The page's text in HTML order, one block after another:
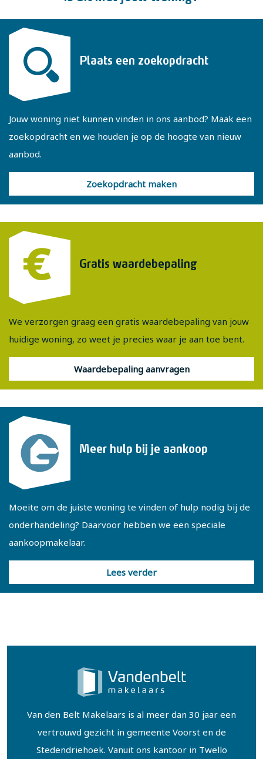
Enkele kenmerken:
- De woning is gedeeltelijk voorzien van dubbel glas
- Energielabel E
- Gebruiksoppervlakte 125 m², overige inpandige ruimte
73 m², inhoud 689 m³
De woning wordt verkocht met de volgende clausules:
- Ouderdomsclausule
- Niet zelfbewoningsclausule
Plaats een zoekopdracht
Jouw woning niet kunnen vinden in ons aanbod? Maak een
zoekopdracht en we houden je op de hoogte van nieuw
aanbod.
Zoekopdracht maken
Gratis waardebepaling
We verzorgen graag een gratis waardebepaling van jouw
huidige woning, zo weet je precies waar je aan toe bent.
Waardebepaling aanvragen
Meer hulp bij je aankoop
Moeite om de juiste woning te vinden of hulp nodig bij de
onderhandeling? Daarvoor hebben we een speciale
aankoopmakelaar.
Lees verder
Van den Belt Makelaars is al meer dan 30 jaar een
vertrouwd gezicht in gemeente Voorst en de
Stedendriehoek. Vanuit ons kantoor in Twello